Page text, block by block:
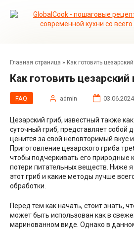
Главная страница » Как готовить
Как готовить цезарский
FAQ admin 03.06.2024
Цезарский гриб, известный также
суточный гриб, представляет собой
ценится за свой неповторимый вкус
Приготовление цезарского гриба
чтобы подчеркивать его природные
потери питательных веществ. Ниже я
этот гриб и какие методы лучше
обработки.
Перед тем как начать, стоит знать,
может быть использован как в
маринованном виде. Однако в